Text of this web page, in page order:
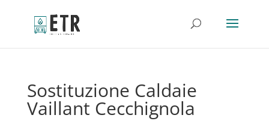
Sostituzione Caldaie
Vaillant Cecchignola